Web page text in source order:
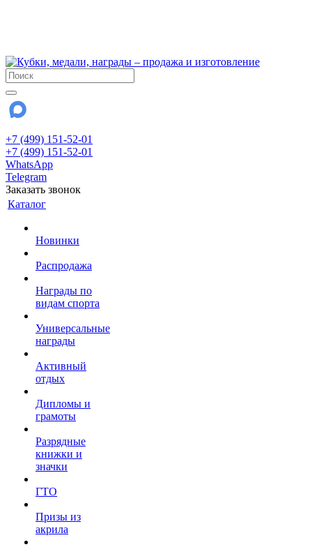
+7 (499) 151-52-01
+7 (499) 151-52-01
WhatsApp
Telegram
Заказать звонок
Каталог
Новинки
Распродажа
Награды по
видам спорта
Универсальные
награды
Активный
отдых
Дипломы и
грамоты
Разрядные
книжки и
значки
ГТО
Призы из
акрила